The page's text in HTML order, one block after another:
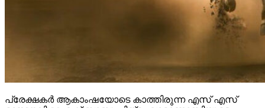
പ്രേക്ഷകർ ആകാംഷയോടെ കാത്തിരുന്ന എസ് എസ്
ബ്രഹ്മാണ്ഡ ട്രയ്ലർ റിലീസായി. ചിത്രത്തിൽ രുദ്ര എന്ന